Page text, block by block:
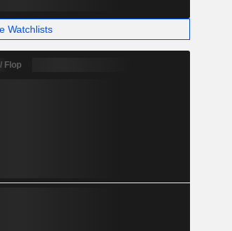
% 42,36 Mrd.
%
Watchlists
Flop